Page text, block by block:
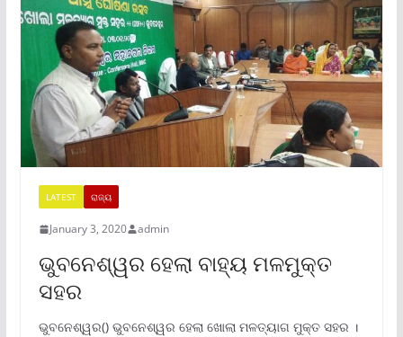
LATEST ରାଜ୍ୟ
January 3, 2020 admin
ଭୁବନେଶ୍ୱର ହେଲା ବାହ୍ୟ ମଳମୁକ୍ତ
ସହର
ଭୁବନେଶ୍ୱର() ଭୁବନେଶ୍ୱର ହେଲା ଖୋଲା ମଳତ୍ୟାଗ ମୁକ୍ତ ସହର ।